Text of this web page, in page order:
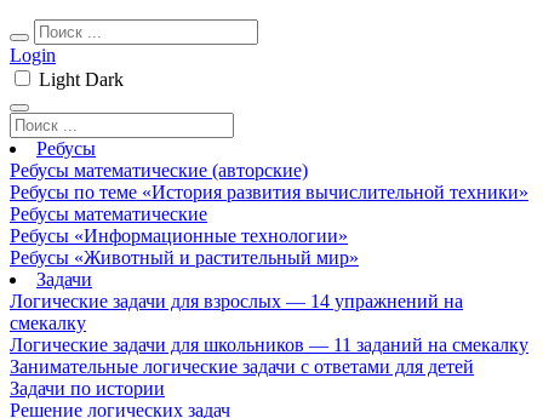
Login
Light Dark
Ребусы
Ребусы математические (авторские)
Ребусы по теме «История развития вычислительной техники»
Ребусы математические
Ребусы «Информационные технологии»
Ребусы «Животный и растительный мир»
Задачи
Логические задачи для взрослых — 14 упражнений на
смекалку
Логические задачи для школьников — 11 заданий на смекалку
Занимательные логические задачи с ответами для детей
Задачи по истории
Решение логических задач